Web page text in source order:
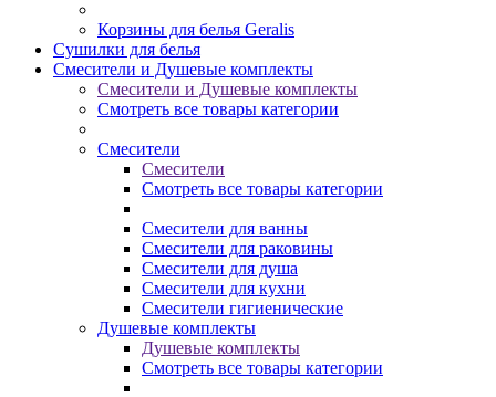
Корзины для белья Geralis
Сушилки для белья
Смесители и Душевые комплекты
Смесители и Душевые комплекты
Смотреть все товары категории
Смесители
Смесители
Смотреть все товары категории
Смесители для ванны
Смесители для раковины
Смесители для душа
Смесители для кухни
Смесители гигиенические
Душевые комплекты
Душевые комплекты
Смотреть все товары категории